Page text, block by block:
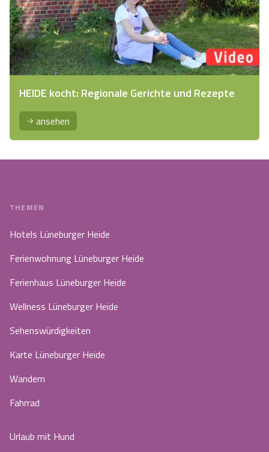
HEIDE kocht: Regionale Gerichte und Rezepte
ansehen
THEMEN
Hotels Lüneburger Heide
Ferienwohnung Lüneburger Heide
Ferienhaus Lüneburger Heide
Wellness Lüneburger Heide
Sehenswürdigkeiten
Karte Lüneburger Heide
Wandern
Fahrrad
Urlaub mit Hund